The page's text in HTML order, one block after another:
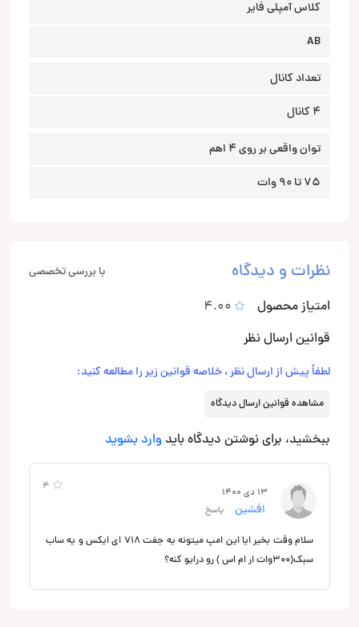
کلاس آمپلی فایر
AB
تعداد کانال
4 کانال
توان واقعی بر روی 4 اهم
75 تا 90 وات
نظرات و دیدگاه با بررسی تخصصی
امتیاز محصول
4.00
قوانین ارسال نظر
لطفاً پیش از ارسال نظر ، خلاصه قوانین زیر را مطالعه کنید:
مشاهده قوانین ارسال دیدگاه
ببخشید، برای نوشتن دیدگاه باید وارد بشوید
4 13 دی 1400
افشین پاسخ
سلام وقت بخیر ایا این امپ میتونه یه جفت ۷۱۸ ای ایکس و یه ساب
سبک(۳۰۰وات ار ام اس ) رو درایو کنه؟